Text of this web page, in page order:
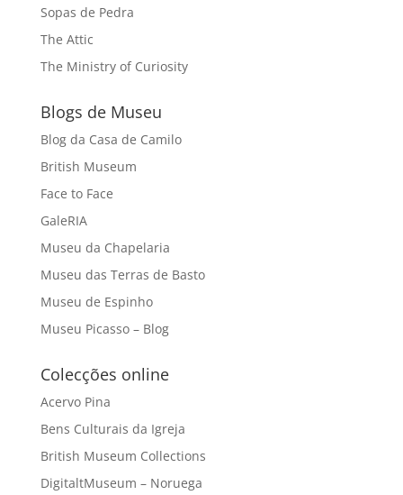
Sopas de Pedra
The Attic
The Ministry of Curiosity
Blogs de Museu
Blog da Casa de Camilo
British Museum
Face to Face
GaleRIA
Museu da Chapelaria
Museu das Terras de Basto
Museu de Espinho
Museu Picasso – Blog
Colecções online
Acervo Pina
Bens Culturais da Igreja
British Museum Collections
DigitaltMuseum – Noruega